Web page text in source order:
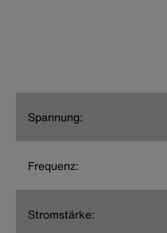
Spannung:
Frequenz:
Stromstärke: